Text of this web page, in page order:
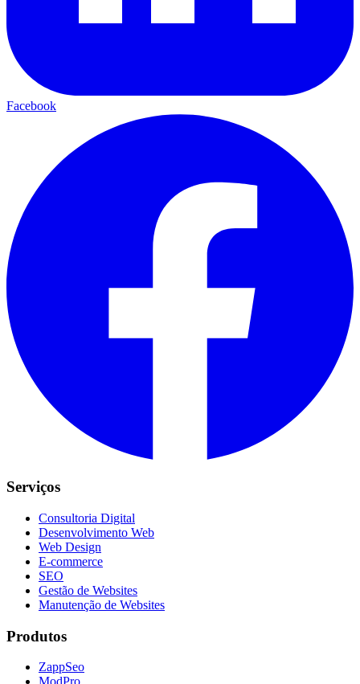
Facebook
Serviços
Consultoria Digital
Desenvolvimento Web
Web Design
E-commerce
SEO
Gestão de Websites
Manutenção de Websites
Produtos
ZappSeo